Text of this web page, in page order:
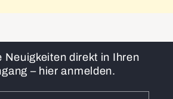
Neuigkeiten direkt in Ihren
– hier anmelden.